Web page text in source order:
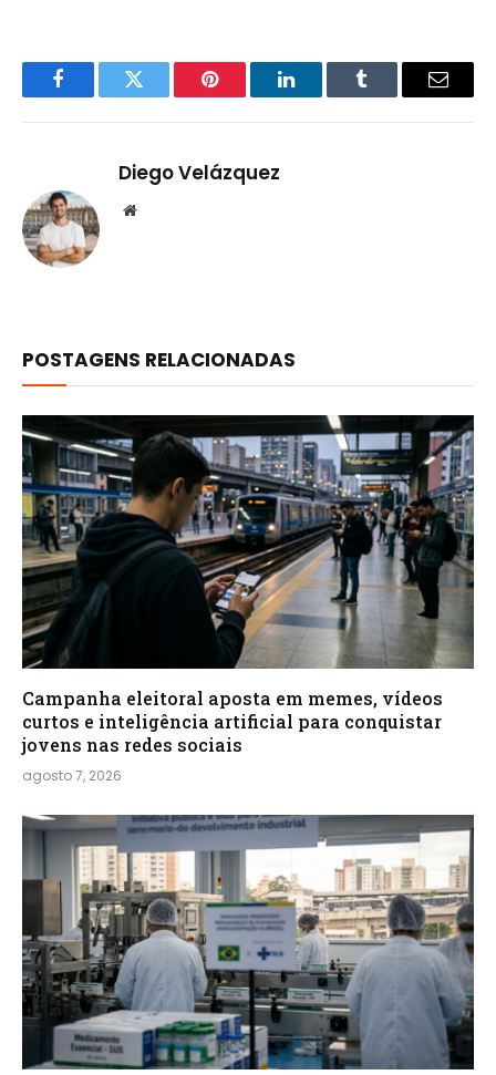
FacebookTwitter Pinterest LinkedInTumblr Email
Diego Velázquez
Website
POSTAGENS RELACIONADAS
Campanha eleitoral aposta em memes, vídeos
curtos e inteligência artificial para conquistar
jovens nas redes sociais
agosto 7, 2026